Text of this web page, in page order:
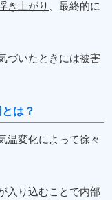
き上がり
、最終的に
づいたときには被害
は？
温変化によって徐々
入り込むことで内部